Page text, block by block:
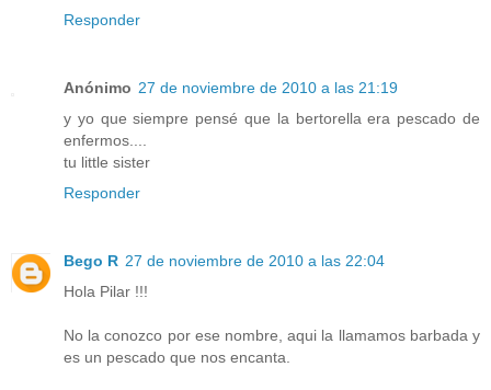
Responder
Anónimo 27 de noviembre de 2010 a las 21:19
y yo que siempre pensé que la bertorella era pescado de
enfermos....
tu little sister
Responder
Bego R 27 de noviembre de 2010 a las 22:04
Hola Pilar !!!
No la conozco por ese nombre, aqui la llamamos barbada y
es un pescado que nos encanta.